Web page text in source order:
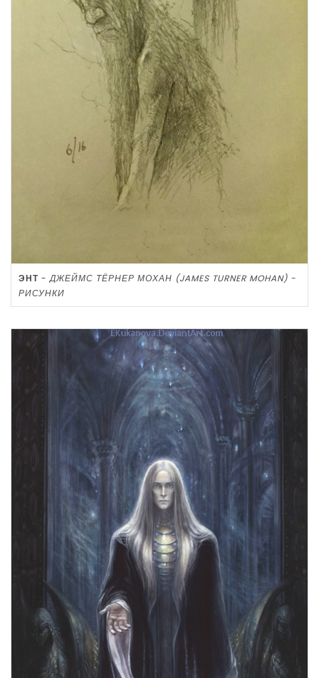
ЭНТ -ДЖЕЙМС ТЁРНЕР МОХАН (JAMES TURNER MOHAN) -
РИСУНКИ